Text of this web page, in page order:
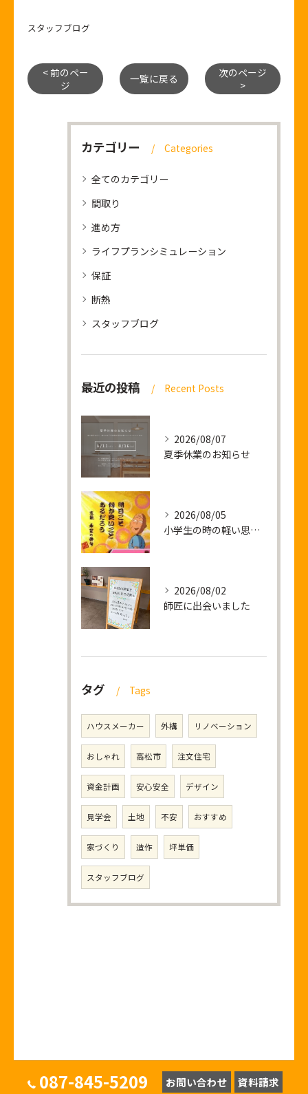
スタッフブログ
< 前のペー
ジ
一覧に戻る
次のページ
>
カテゴリー Categories
全てのカテゴリー
間取り
進め方
ライフプランシミュレーション
保証
断熱
スタッフブログ
最近の投稿 Recent Posts
2026/08/07
夏季休業のお知らせ
2026/08/05
小学生の時の軽い思い出話し
2026/08/02
師匠に出会いました
タグ Tags
ハウスメーカー 外構 リノベーション
おしゃれ 高松市 注文住宅
資金計画 安心安全 デザイン
見学会 土地 不安 おすすめ
家づくり 造作 坪単価
スタッフブログ
087-845-5209 お問い合わせ 資料請求